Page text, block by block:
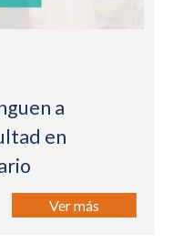
a
en
Ver más